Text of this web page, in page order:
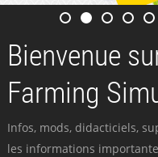
Bienvenue
Farming
Infos, mods, didacticiels,
les informations